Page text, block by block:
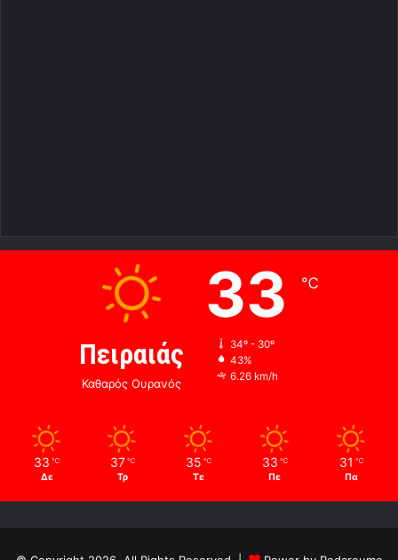
Πειραιάς
Καθαρός Ουρανός
33 ℃
34º - 30º
43%
6.26 km/h
33 ℃
Δε
37 ℃
Τρ
35 ℃
Τε
33 ℃
Πε
31 ℃
Πα